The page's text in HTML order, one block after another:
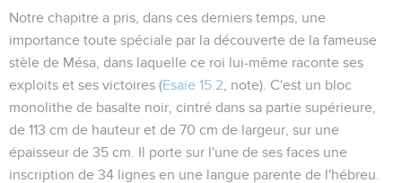
Notre chapitre a pris, dans ces derniers temps, une
importance toute spéciale par la découverte de la fameuse
stèle de Mésa, dans laquelle ce roi lui-même raconte ses
exploits et ses victoires (Esaïe 15.2 , note). C'est un bloc
monolithe de basalte noir, cintré dans sa partie supérieure,
de 113 cm de hauteur et de 70 cm de largeur, sur une
épaisseur de 35 cm. Il porte sur l'une de ses faces une
inscription de 34 lignes en une langue parente de l'hébreu.